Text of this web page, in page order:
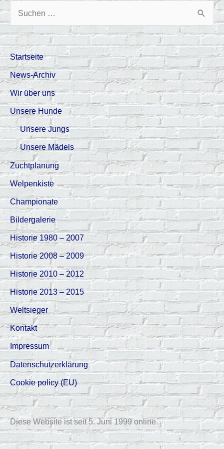
u
c
e
n
n
a
h
:
Startseite
News-Archiv
Wir über uns
Unsere Hunde
Unsere Jungs
Unsere Mädels
Zuchtplanung
Welpenkiste
Championate
Bildergalerie
Historie 1980 – 2007
Historie 2008 – 2009
Historie 2010 – 2012
Historie 2013 – 2015
Weltsieger
Kontakt
Impressum
Datenschutzerklärung
Cookie policy (EU)
Diese Website ist seit 5. Juni 1999 online.